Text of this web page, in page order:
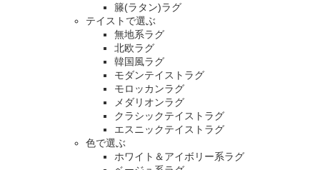
籐(ラタン)ラグ
テイストで選ぶ
無地系ラグ
北欧ラグ
韓国風ラグ
モダンテイストラグ
モロッカンラグ
メダリオンラグ
クラシックテイストラグ
エスニックテイストラグ
色で選ぶ
ホワイト＆アイボリー系ラグ